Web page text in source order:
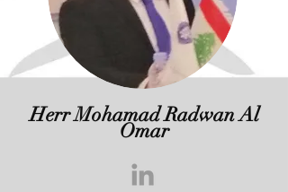
Herr Mohamad Radwan Al
Omar